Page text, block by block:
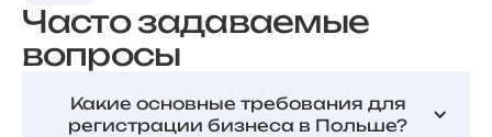
Часто задаваемые
вопросы
Какие основные требования для
регистрации бизнеса в Польше?